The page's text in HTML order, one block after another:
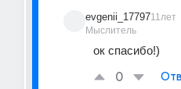
evgenii_17797
Мыслитель
11лет
ок спасибо!)
0